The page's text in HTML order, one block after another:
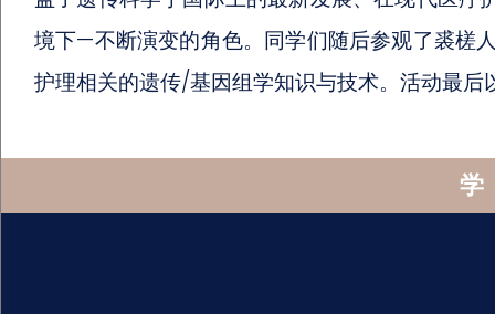
境下—不断演变的角色。同学们随后参观了裘槎
护理相关的遗传/基因组学知识与技术。活动最